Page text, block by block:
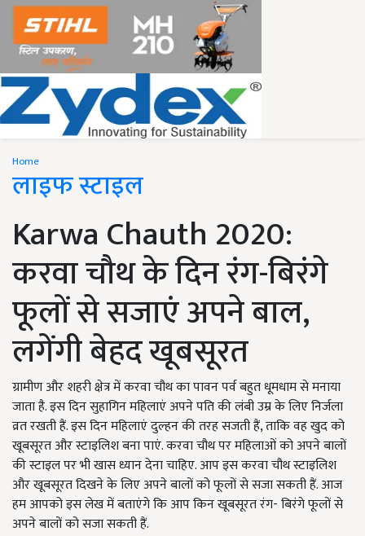
Home
लाइफ स्टाइल
Karwa Chauth 2020:
करवा चौथ के दिन रंग-बिरंगे
फूलों से सजाएं अपने बाल,
लगेंगी बेहद खूबसूरत
ग्रामीण और शहरी क्षेत्र में करवा चौथ का पावन पर्व बहुत धूमधाम से मनाया
जाता है. इस दिन सुहागिन महिलाएं अपने पति की लंबी उम्र के लिए निर्जला
व्रत रखती हैं. इस दिन महिलाएं दुल्हन की तरह सजती हैं, ताकि वह खुद को
खूबसूरत और स्टाइलिश बना पाएं. करवा चौथ पर महिलाओं को अपने बालों
की स्टाइल पर भी खास ध्यान देना चाहिए. आप इस करवा चौथ स्टाइलिश
और खूबसूरत दिखने के लिए अपने बालों को फूलों से सजा सकती हैं. आज
हम आपको इस लेख में बताएंगे कि आप किन खूबसूरत रंग- बिरंगे फूलों से
अपने बालों को सजा सकती हैं.